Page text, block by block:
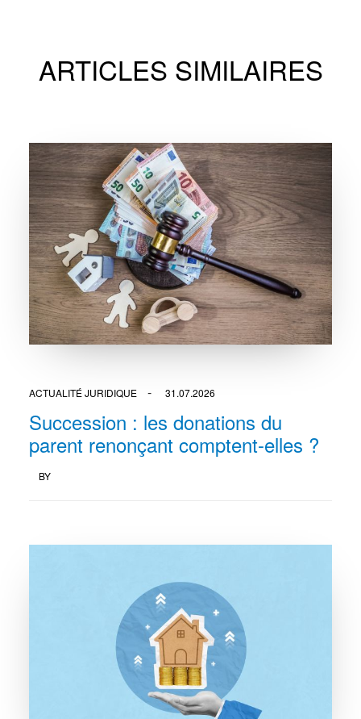
ARTICLES SIMILAIRES
ACTUALITÉ JURIDIQUE 31.07.2026
Succession : les donations du
parent renonçant comptent-elles ?
BY